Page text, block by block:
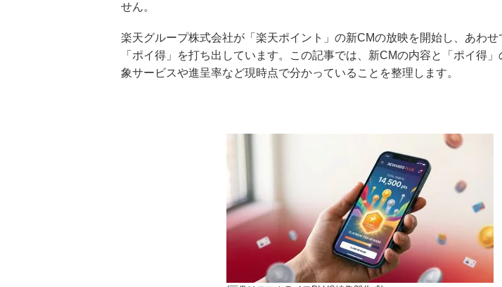
せん。
楽天グループ株式会社が「楽天ポイント」の新CMの放映を開始し、あわせ
「ポイ得」を打ち出しています。この記事では、新CMの内容と「ポイ得
象サービスや進呈率など現時点で分かっていることを整理します。